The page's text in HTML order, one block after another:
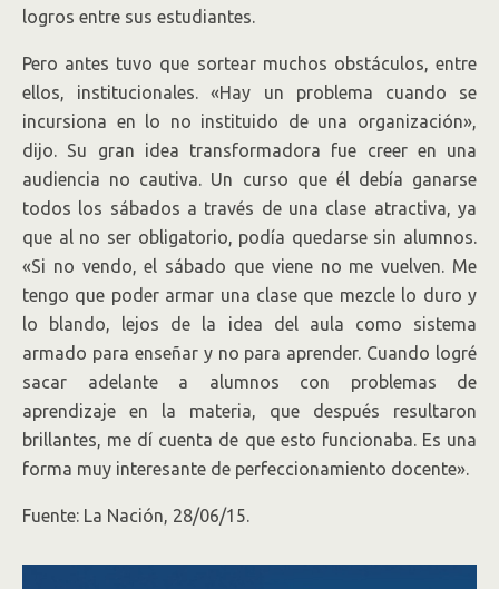
logros entre sus estudiantes.
Pero antes tuvo que sortear muchos obstáculos, entre
ellos, institucionales. «Hay un problema cuando se
incursiona en lo no instituido de una organización»,
dijo. Su gran idea transformadora fue creer en una
audiencia no cautiva. Un curso que él debía ganarse
todos los sábados a través de una clase atractiva, ya
que al no ser obligatorio, podía quedarse sin alumnos.
«Si no vendo, el sábado que viene no me vuelven. Me
tengo que poder armar una clase que mezcle lo duro y
lo blando, lejos de la idea del aula como sistema
armado para enseñar y no para aprender. Cuando logré
sacar adelante a alumnos con problemas de
aprendizaje en la materia, que después resultaron
brillantes, me dí cuenta de que esto funcionaba. Es una
forma muy interesante de perfeccionamiento docente».
Fuente: La Nación, 28/06/15.